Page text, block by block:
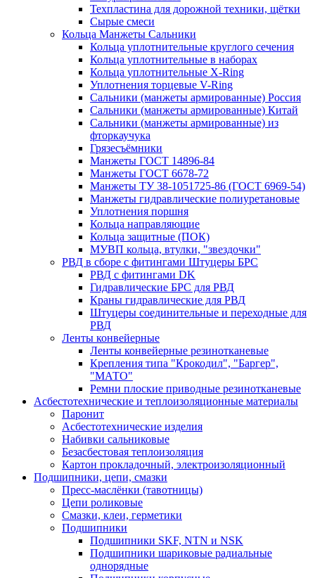
Техпластина для дорожной техники, щётки
Сырые смеси
Кольца Манжеты Сальники
Кольца уплотнительные круглого сечения
Кольца уплотнительные в наборах
Кольца уплотнительные Х-Ring
Уплотнения торцевые V-Ring
Сальники (манжеты армированные) Россия
Сальники (манжеты армированные) Китай
Сальники (манжеты армированные) из
фторкаучука
Грязесъёмники
Манжеты ГОСТ 14896-84
Манжеты ГОСТ 6678-72
Манжеты ТУ 38-1051725-86 (ГОСТ 6969-54)
Манжеты гидравлические полиуретановые
Уплотнения поршня
Кольца направляющие
Кольца защитные (ПОК)
МУВП кольца, втулки, "звездочки"
РВД в сборе с фитингами Штуцеры БРС
РВД с фитингами DK
Гидравлические БРС для РВД
Краны гидравлические для РВД
Штуцеры соединительные и переходные для
РВД
Ленты конвейерные
Ленты конвейерные резинотканевые
Крепления типа "Крокодил", "Баргер",
"МАТО"
Ремни плоские приводные резинотканевые
Асбестотехнические и теплоизоляционные материалы
Паронит
Асбестотехнические изделия
Набивки сальниковые
Безасбестовая теплоизоляция
Картон прокладочный, электроизоляционный
Подшипники, цепи, смазки
Пресс-маслёнки (тавотницы)
Цепи роликовые
Смазки, клеи, герметики
Подшипники
Подшипники SKF, NTN и NSK
Подшипники шариковые радиальные
однорядные